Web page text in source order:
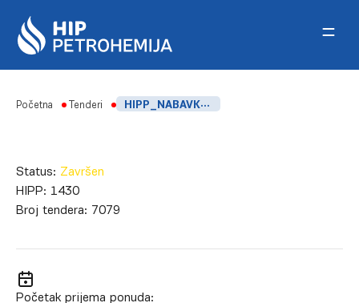
Početna Tenderi HIPP_NABAVKA PH ELEKTRODA_FSK
Status: Završen
HIPP: 1430
Broj tendera: 7079
Početak prijema ponuda: